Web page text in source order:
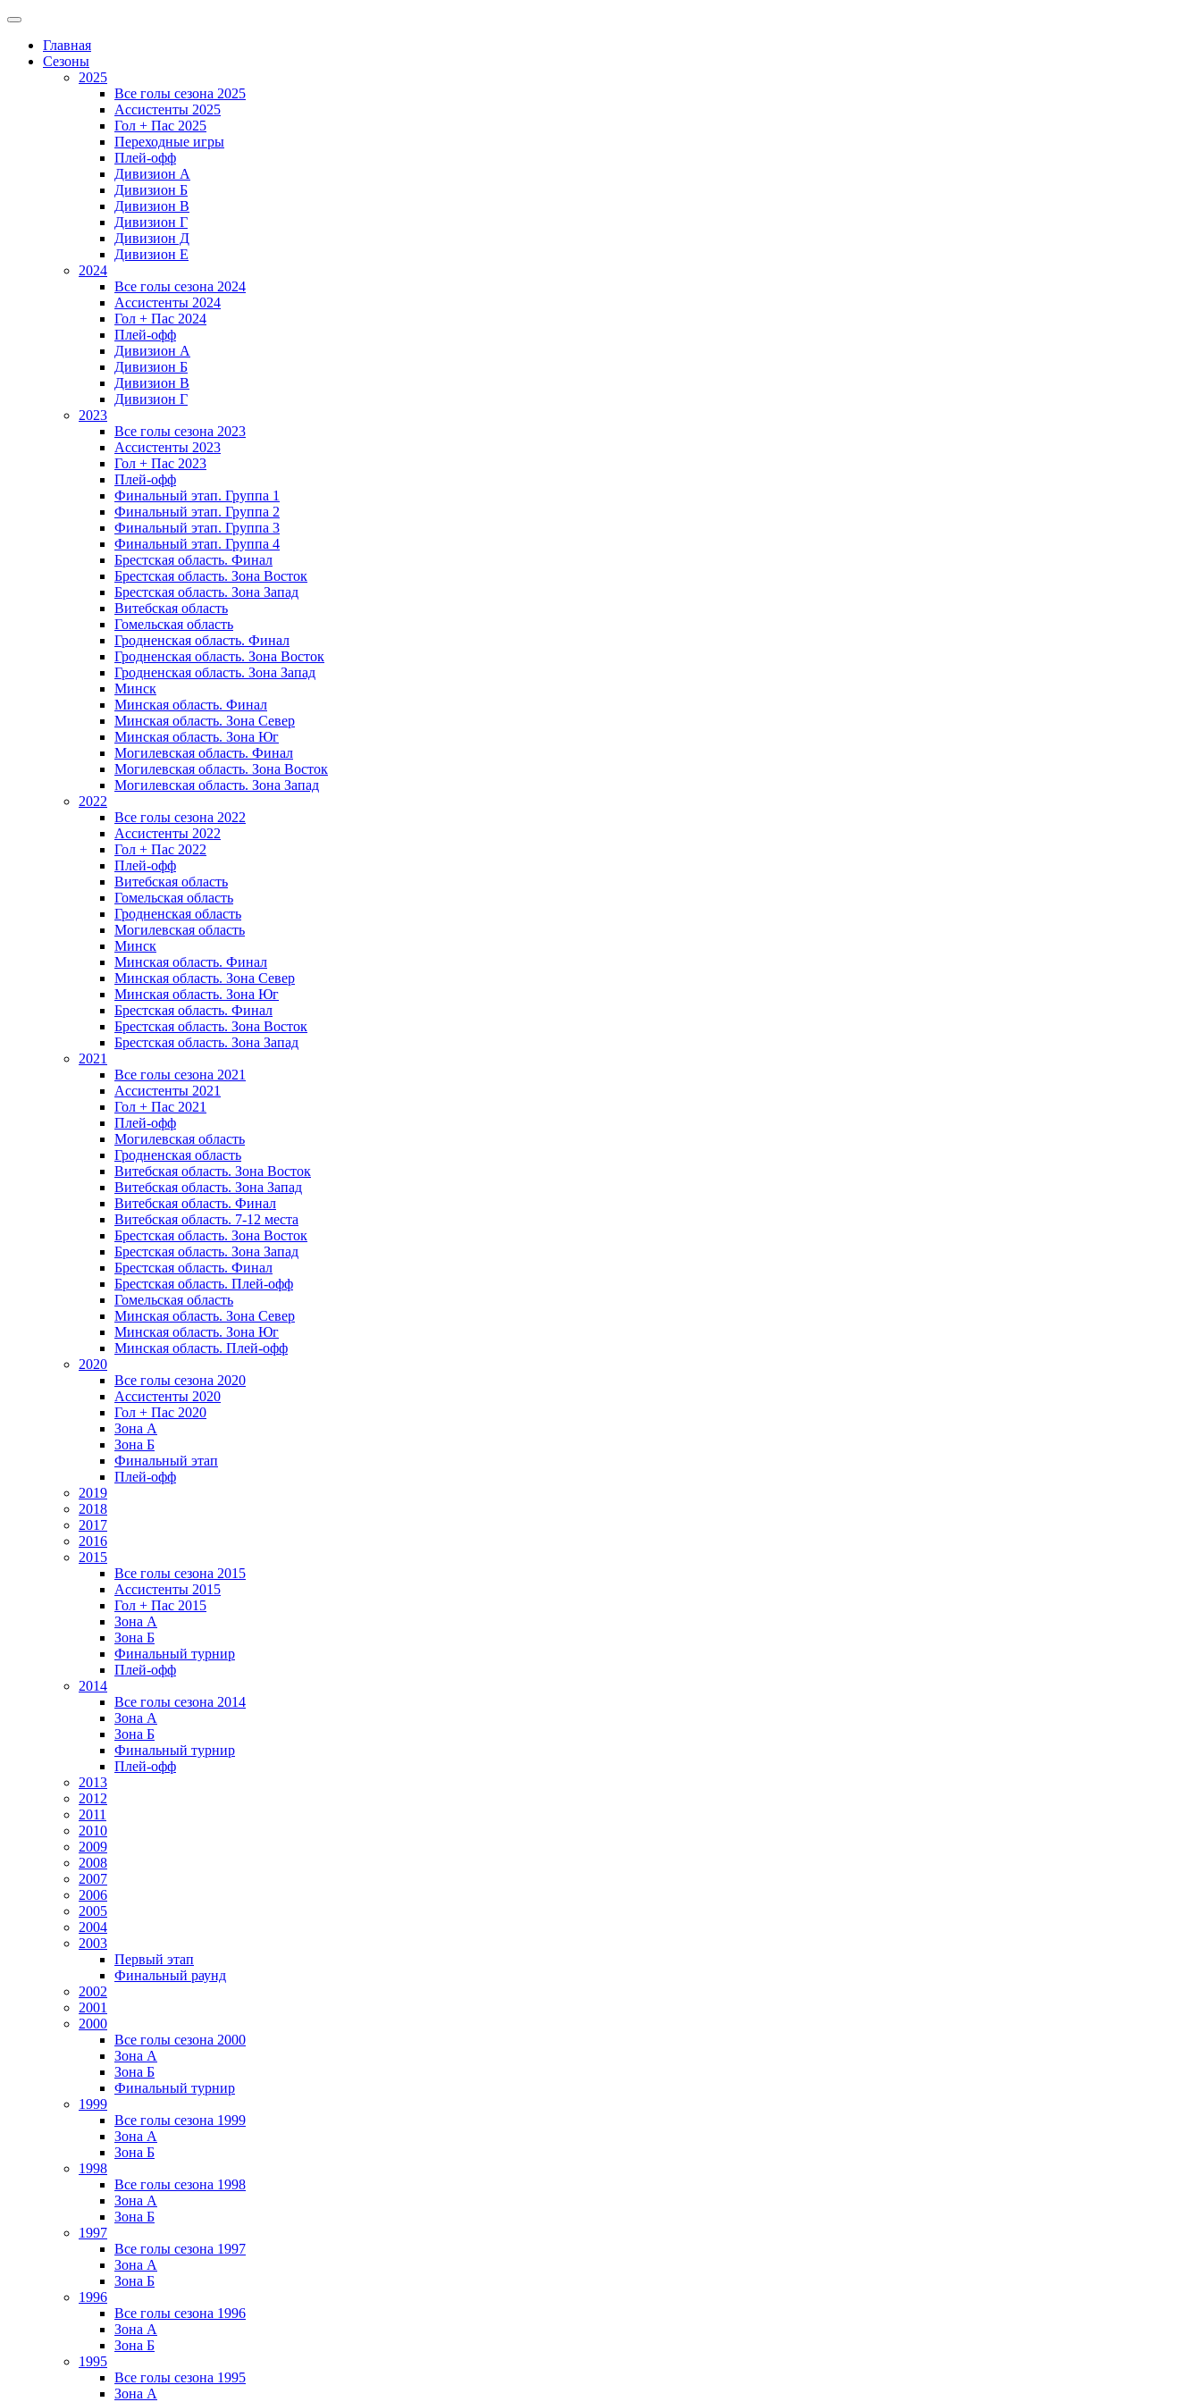
Главная
Сезоны
2025
Все голы сезона 2025
Ассистенты 2025
Гол + Пас 2025
Переходные игры
Плей-офф
Дивизион A
Дивизион Б
Дивизион В
Дивизион Г
Дивизион Д
Дивизион Е
2024
Все голы сезона 2024
Ассистенты 2024
Гол + Пас 2024
Плей-офф
Дивизион A
Дивизион Б
Дивизион В
Дивизион Г
2023
Все голы сезона 2023
Ассистенты 2023
Гол + Пас 2023
Плей-офф
Финальный этап. Группа 1
Финальный этап. Группа 2
Финальный этап. Группа 3
Финальный этап. Группа 4
Брестская область. Финал
Брестская область. Зона Восток
Брестская область. Зона Запад
Витебская область
Гомельская область
Гродненская область. Финал
Гродненская область. Зона Восток
Гродненская область. Зона Запад
Минск
Минская область. Финал
Минская область. Зона Север
Минская область. Зона Юг
Могилевская область. Финал
Могилевская область. Зона Восток
Могилевская область. Зона Запад
2022
Все голы сезона 2022
Ассистенты 2022
Гол + Пас 2022
Плей-офф
Витебская область
Гомельская область
Гродненская область
Могилевская область
Минск
Mинская область. Финал
Минская область. Зона Север
Минская область. Зона Юг
Брестская область. Финал
Брестская область. Зона Восток
Брестская область. Зона Запад
2021
Все голы сезона 2021
Ассистенты 2021
Гол + Пас 2021
Плей-офф
Могилевская область
Гродненская область
Витебская область. Зона Восток
Витебская область. Зона Запад
Витебская область. Финал
Витебская область. 7-12 места
Брестская область. Зона Восток
Брестская область. Зона Запад
Брестская область. Финал
Брестская область. Плей-офф
Гомельская область
Минская область. Зона Север
Минская область. Зона Юг
Минская область. Плей-офф
2020
Все голы сезона 2020
Ассистенты 2020
Гол + Пас 2020
Зона А
Зона Б
Финальный этап
Плей-офф
2019
2018
2017
2016
2015
Все голы сезона 2015
Ассистенты 2015
Гол + Пас 2015
Зона А
Зона Б
Финальный турнир
Плей-офф
2014
Все голы сезона 2014
Зона А
Зона Б
Финальный турнир
Плей-офф
2013
2012
2011
2010
2009
2008
2007
2006
2005
2004
2003
Первый этап
Финальный раунд
2002
2001
2000
Все голы сезона 2000
Зона А
Зона Б
Финальный турнир
1999
Все голы сезона 1999
Зона А
Зона Б
1998
Все голы сезона 1998
Зона А
Зона Б
1997
Все голы сезона 1997
Зона А
Зона Б
1996
Все голы сезона 1996
Зона А
Зона Б
1995
Все голы сезона 1995
Зона А